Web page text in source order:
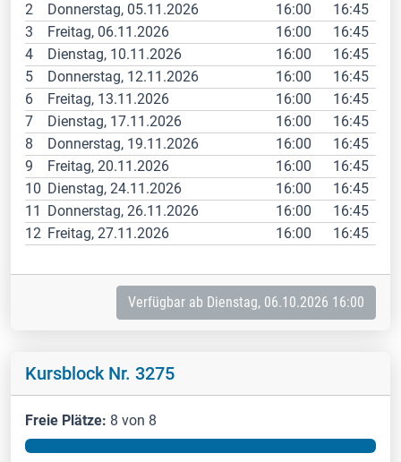
2
Donnerstag, 05.11.2026 16:00
16:45
3
Freitag, 06.11.2026 16:00
16:45
4
Dienstag, 10.11.2026 16:00
16:45
5
Donnerstag, 12.11.2026 16:00
16:45
6
Freitag, 13.11.2026 16:00
16:45
7
Dienstag, 17.11.2026 16:00
16:45
8
Donnerstag, 19.11.2026 16:00
16:45
9
Freitag, 20.11.2026 16:00
16:45
10 Dienstag, 24.11.2026 16:00
16:45
11
Donnerstag, 26.11.2026 16:00
16:45
12 Freitag, 27.11.2026 16:00 16:45
Verfügbar ab Dienstag, 06.10.2026 16:00
Kursblock Nr. 3275
Freie Plätze: 8 von 8